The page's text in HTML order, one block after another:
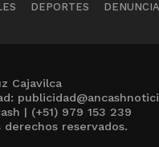
DEPORTES
Cajavilca
| (+51) 979 153 239
reservados.